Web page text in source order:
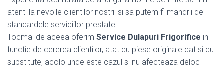
atenti la nevoile clientilor nostrii si sa putem fi mandrii de
standardele serviciilor prestate.
Tocmai de aceea oferim Service Dulapuri Frigorifice in
functie de cererea clientilor, atat cu piese originale cat si cu
substitute, acolo unde este cazul si nu afecteaza deloc